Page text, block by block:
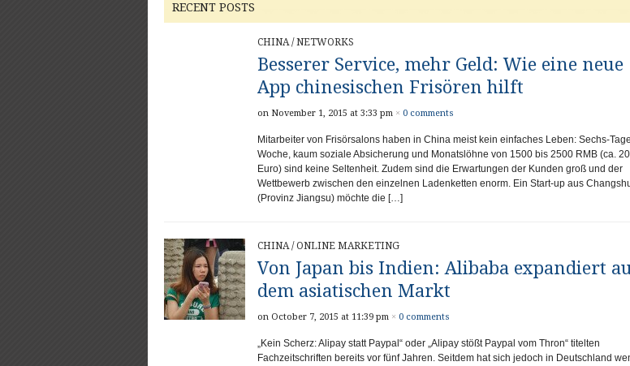
RECENT POSTS
CHINA/ NETWORKS
Besserer Service, mehr Geld: Wie eine neue
App chinesischen Frisören hilft
on November 1, 2015 at 3:33 pm × 0 comments
Mitarbeiter von Frisörsalons haben in China meist kein einfaches Leben: Sechs-
Woche, kaum soziale Absicherung und Monatslöhne von 1500 bis 2500 RMB (ca.
Euro) sind keine Seltenheit. Zudem sind die Erwartungen der Kunden groß und der
Wettbewerb zwischen den einzelnen Ladenketten enorm. Ein Start-up aus
(Provinz Jiangsu) möchte die […]
CHINA/ ONLINE MARKETING
Von Japan bis Indien: Alibaba expandiert
dem asiatischen Markt
on October 7, 2015 at 11:39 pm × 0 comments
„Kein Scherz: Alipay statt Paypal“ oder „Alipay stößt Paypal vom Thron“ titelten
Fachzeitschriften bereits vor fünf Jahren. Seitdem hat sich jedoch in Deutschland